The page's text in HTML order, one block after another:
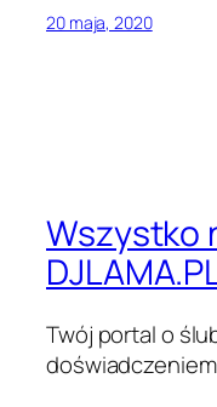
20 maja, 2020
Wszystko
Twój portal o
doświadczeniem